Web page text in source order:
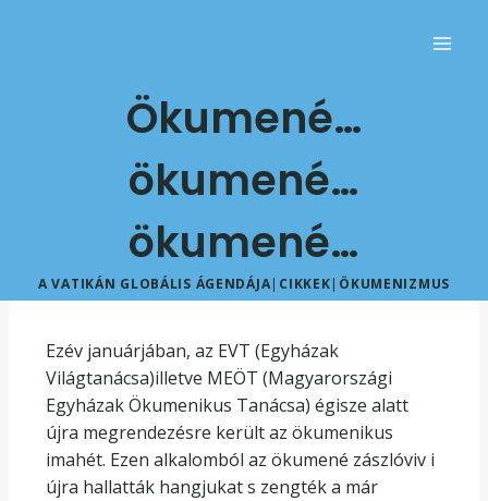
Ökumené…
ökumené…
ökumené…
A VATIKÁN GLOBÁLIS ÁGENDÁJA| CIKKEK| ÖKUMENIZMUS
Ezév januárjában, az EVT (Egyházak
Világtanácsa)illetve MEÖT (Magyarországi
Egyházak Ökumenikus Tanácsa) égisze alatt
újra megrendezésre került az ökumenikus
imahét. Ezen alkalomból az ökumené zászlóviv i
újra hallatták hangjukat s zengték a már